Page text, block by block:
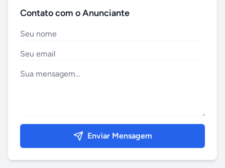
Contato com o Anunciante
Enviar Mensagem